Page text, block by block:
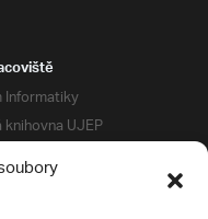
Informatiky
UJEP
a menz
centrum podpory